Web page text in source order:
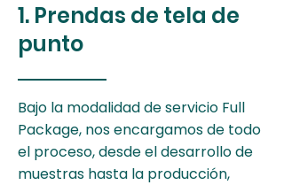
1. Prendas de tela de
punto
Bajo la modalidad de servicio Full
Package, nos encargamos de todo
el proceso, desde el desarrollo de
muestras hasta la producción,